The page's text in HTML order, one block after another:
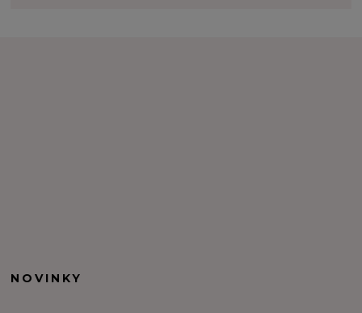
NOVINKY